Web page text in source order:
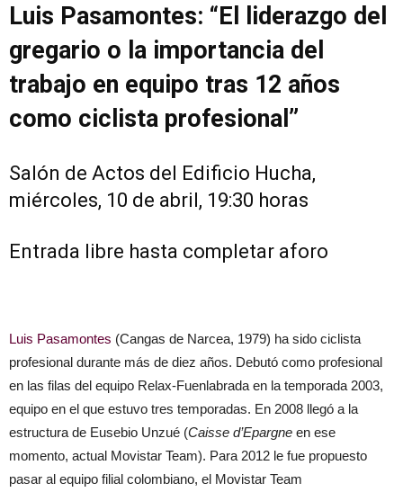
Luis Pasamontes: “El liderazgo del
gregario o la importancia del
trabajo en equipo tras 12 años
como ciclista profesional”
Salón de Actos del Edificio Hucha,
miércoles, 10 de abril, 19:30 horas
Entrada libre hasta completar aforo
Luis Pasamontes (Cangas de Narcea, 1979) ha sido ciclista
profesional durante más de diez años. Debutó como profesional
en las filas del equipo Relax-Fuenlabrada en la temporada 2003,
equipo en el que estuvo tres temporadas. En 2008 llegó a la
estructura de Eusebio Unzué (Caisse d’Epargne en ese
momento, actual Movistar Team). Para 2012 le fue propuesto
pasar al equipo filial colombiano, el Movistar Team